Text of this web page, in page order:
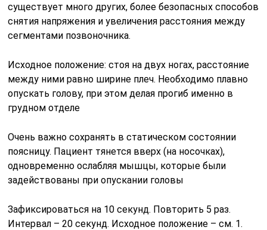
существует много других, более безопасных способов
снятия напряжения и увеличения расстояния между
сегментами позвоночника.
Исходное положение: стоя на двух ногах, расстояние
между ними равно ширине плеч. Необходимо плавно
опускать голову, при этом делая прогиб именно в
грудном отделе
Очень важно сохранять в статическом состоянии
поясницу. Пациент тянется вверх (на носочках),
одновременно ослабляя мышцы, которые были
задействованы при опускании головы
Зафиксироваться на 10 секунд. Повторить 5 раз.
Интервал – 20 секунд. Исходное положение – см. 1.